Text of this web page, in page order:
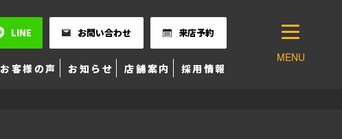
LINE お問い合わせ 来店予約
お客様の声 お知らせ 店舗案内 採用情報
MENU